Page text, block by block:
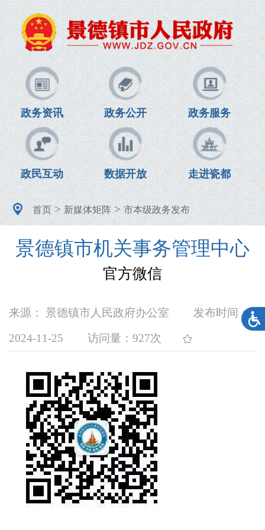
政务资讯 政务公开 政务服务
政民互动 数据开放 走进瓷都
首页>新媒体矩阵>市本级政务发布
景德镇市机关事务管理中心
官方微信
来源： 景德镇市人民政府办公室 发布时间：
2024-11-25 访问量： 927次